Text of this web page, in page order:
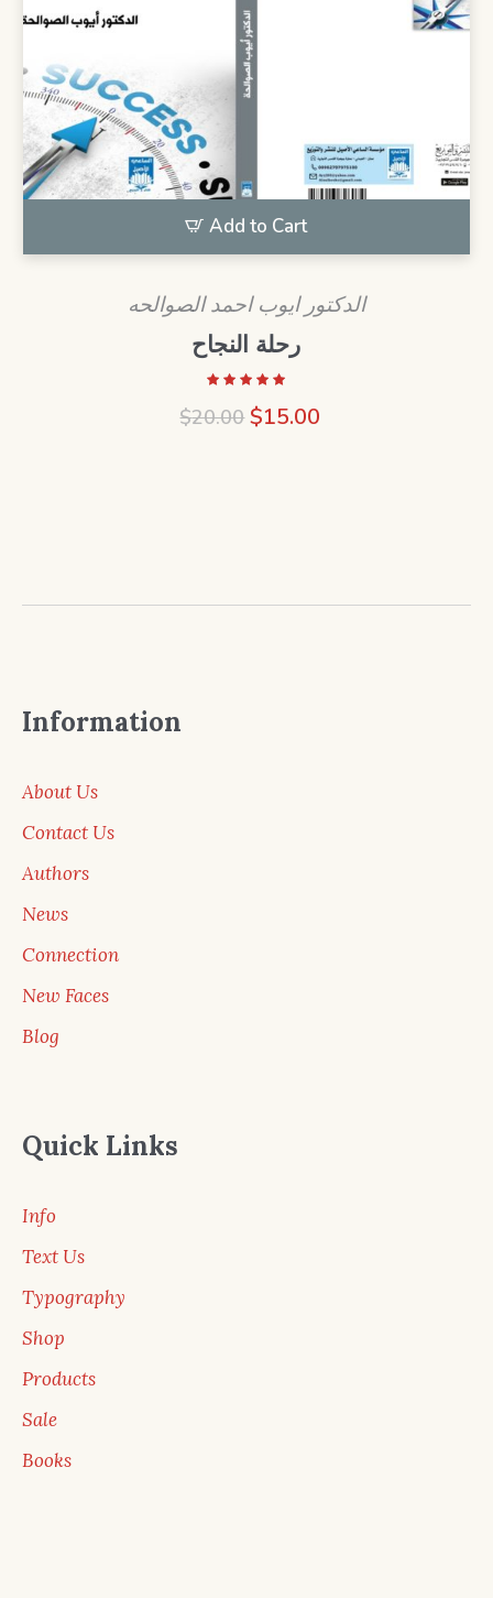
Add to Cart
الدكتور ايوب احمد الصوالحه
رحلة النجاح
$20.00Original
$15.00
Information
About Us
Contact Us
Authors
News
Connection
New Faces
Blog
Quick Links
Info
Text Us
Typography
Shop
Products
Sale
Books